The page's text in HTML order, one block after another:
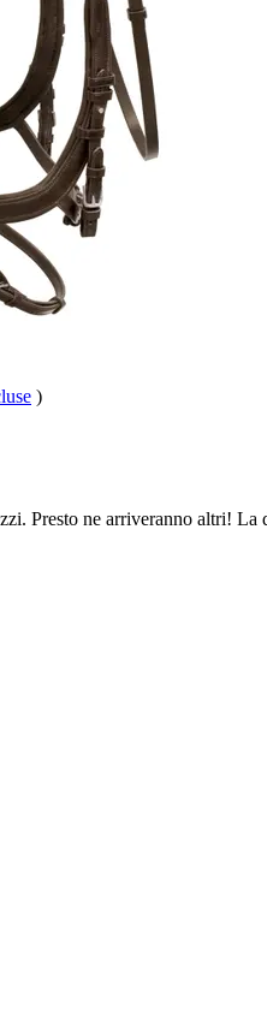
)
Presto ne arriveranno altri!